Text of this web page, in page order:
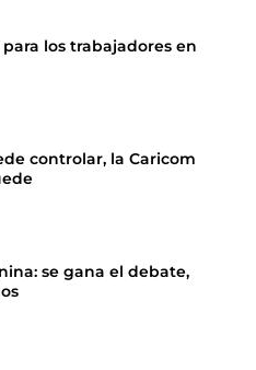
los trabajadores en
controlar, la Caricom
se gana el debate,